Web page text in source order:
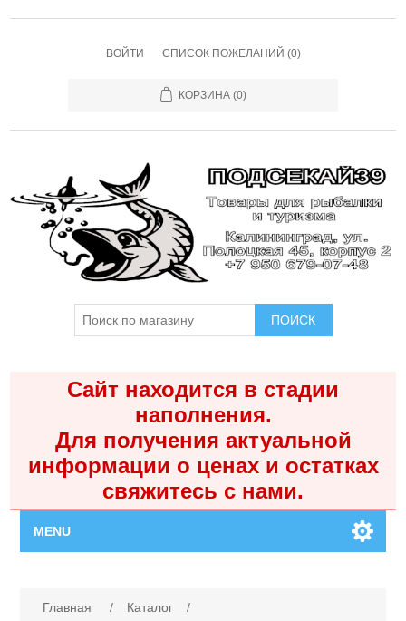
ВОЙТИ СПИСОК ПОЖЕЛАНИЙ (0)
КОРЗИНА (0)
ПОИСК
Сайт находится в стадии
наполнения.
Для получения актуальной
информации о ценах и остатках
свяжитесь с нами.
MENU
Главная / Каталог
/